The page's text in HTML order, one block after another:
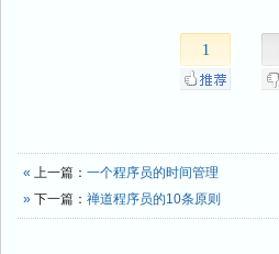
1
« 上一篇： 一个程序员的时间管理
» 下一篇： 禅道程序员的10条原则